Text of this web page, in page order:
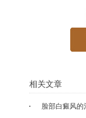
相关文章
脸部白癜风的